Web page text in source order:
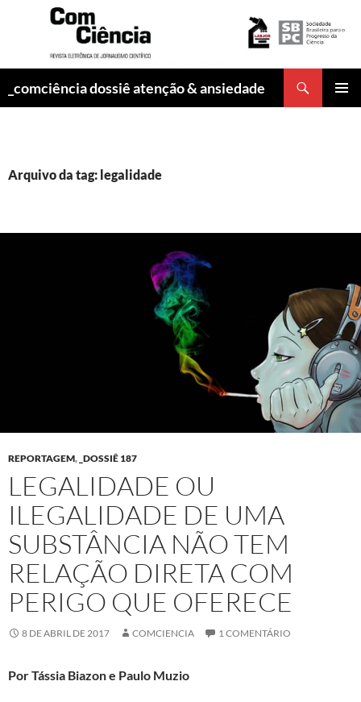
_comciência dossiê atenção & ansiedade
Arquivo da tag: legalidade
REPORTAGEM, _DOSSIÊ 187
LEGALIDADE OU
ILEGALIDADE DE UMA
SUBSTÂNCIA NÃO TEM
RELAÇÃO DIRETA COM
PERIGO QUE OFERECE
8 DE ABRIL DE 2017 COMCIENCIA 1 COMENTÁRIO
Por Tássia Biazon e Paulo Muzio